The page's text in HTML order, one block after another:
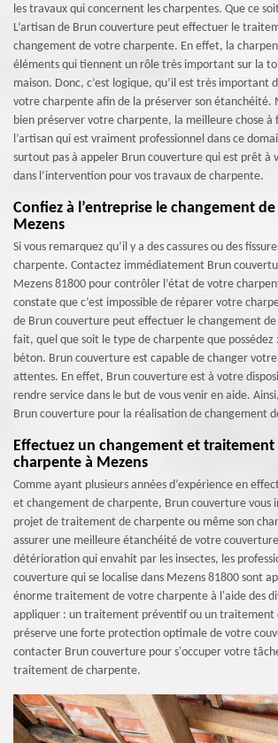
les travaux qui concernent les charpentes. Que ce
L’artisan de Brun couverture peut effectuer le
changement de votre charpente. En effet, la
éléments qui tiennent un rôle très important sur la
maison. Donc, c’est logique, qu’il est très important
votre charpente afin de la préserver son étanchéité.
bien préserver votre charpente, la meilleure chose à
l’artisan qui est vraiment professionnel dans ce
surtout pas à appeler Brun couverture qui est prêt à
dans l’intervention pour vos travaux de charpente.
Confiez à l’entreprise le changement
Mezens
Si vous remarquez qu’il y a des cassures ou des
charpente. Contactez immédiatement Brun
Mezens 81800 pour contrôler l’état de votre
constate que c’est impossible de réparer votre
de Brun couverture peut effectuer le changement
fait, quel que soit le type de charpente que possédez
béton. Brun couverture est capable de changer
attentes. En effet, Brun couverture est à votre
rendre service dans le but de vous venir en aide.
Brun couverture pour la réalisation de changement
Effectuez un changement et
charpente à Mezens
Comme ayant plusieurs années d’expérience en
et changement de charpente, Brun couverture vous
projet de traitement de charpente ou même son
assurer une meilleure étanchéité de votre
détérioration qui envahit par les insectes, les
couverture qui se localise dans Mezens 81800 sont
énorme traitement de votre charpente à l'aide des
appliquer : un traitement préventif ou un traitement
préserve une forte protection optimale de votre
contacter Brun couverture pour s'occuper votre
traitement de charpente.